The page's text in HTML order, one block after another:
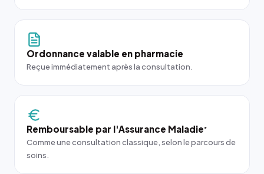
Ordonnance valable en pharmacie
Reçue immédiatement après la consultation.
Remboursable par l'Assurance Maladie*
Comme une consultation classique, selon le parcours de
soins.